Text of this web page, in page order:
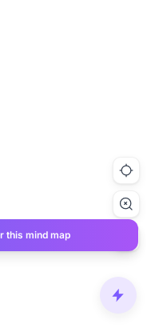
this mind map